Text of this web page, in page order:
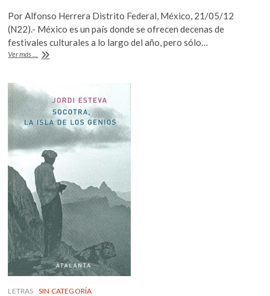
ac
e
b
o
k
w
itt
er
at
s
p
Por Alfonso Herrera Distrito Federal, México, 21/05/12
(N22).- México es un país donde se ofrecen decenas de
festivales culturales a lo largo del año, pero sólo…
Ver más ...
El
una
crónica
de
música
baile
en
los
viñedos
queretanos
LETRAS SIN CATEGORÍA